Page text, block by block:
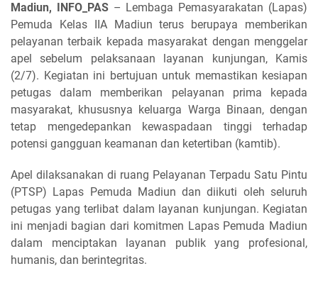
Madiun, INFO_PAS – Lembaga Pemasyarakatan (Lapas)
Pemuda Kelas IIA Madiun terus berupaya memberikan
pelayanan terbaik kepada masyarakat dengan menggelar
apel sebelum pelaksanaan layanan kunjungan, Kamis
(2/7). Kegiatan ini bertujuan untuk memastikan kesiapan
petugas dalam memberikan pelayanan prima kepada
masyarakat, khususnya keluarga Warga Binaan, dengan
tetap mengedepankan kewaspadaan tinggi terhadap
potensi gangguan keamanan dan ketertiban (kamtib).
Apel dilaksanakan di ruang Pelayanan Terpadu Satu Pintu
(PTSP) Lapas Pemuda Madiun dan diikuti oleh seluruh
petugas yang terlibat dalam layanan kunjungan. Kegiatan
ini menjadi bagian dari komitmen Lapas Pemuda Madiun
dalam menciptakan layanan publik yang profesional,
humanis, dan berintegritas.